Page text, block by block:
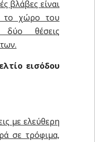
βλάβες είναι
το χώρο του
θέσεις
εισόδου
με ελεύθερη
σε τρόφιμα,